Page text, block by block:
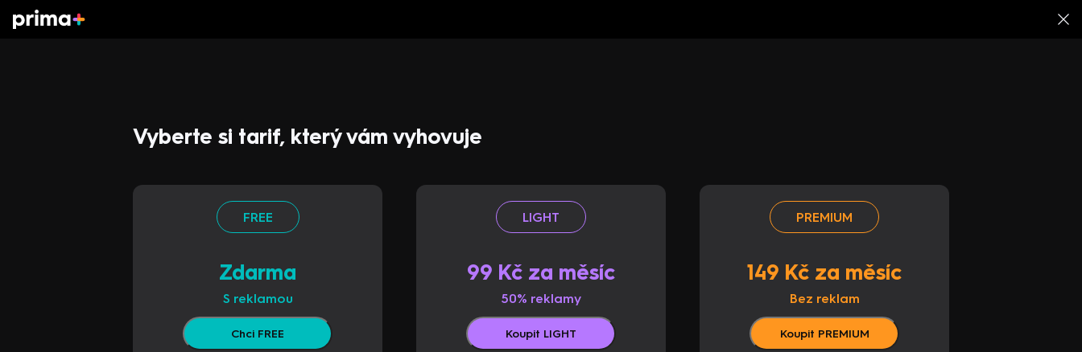
Vyberte si tarif, který vám vyhovuje
FREE
Zdarma
S reklamou
Chci FREE
LIGHT
99 Kč za měsíc
50% reklamy
Koupit LIGHT
PREMIUM
149 Kč za měsíc
Bez reklam
Koupit PREMIUM